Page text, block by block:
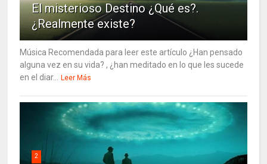
El misterioso Destino ¿Qué es?.
¿Realmente existe?
Música Recomendada para leer este artículo ¿Han pensado
alguna vez en su vida? , ¿han meditado en lo que les sucede
en el diar...
Leer Más
2